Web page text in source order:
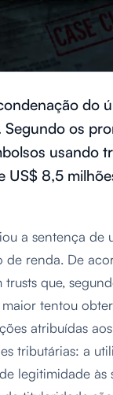
do
os
usando
8,5
a sentença
renda. De
que,
tentou
atribuídas
tributárias: a
legitimidade às